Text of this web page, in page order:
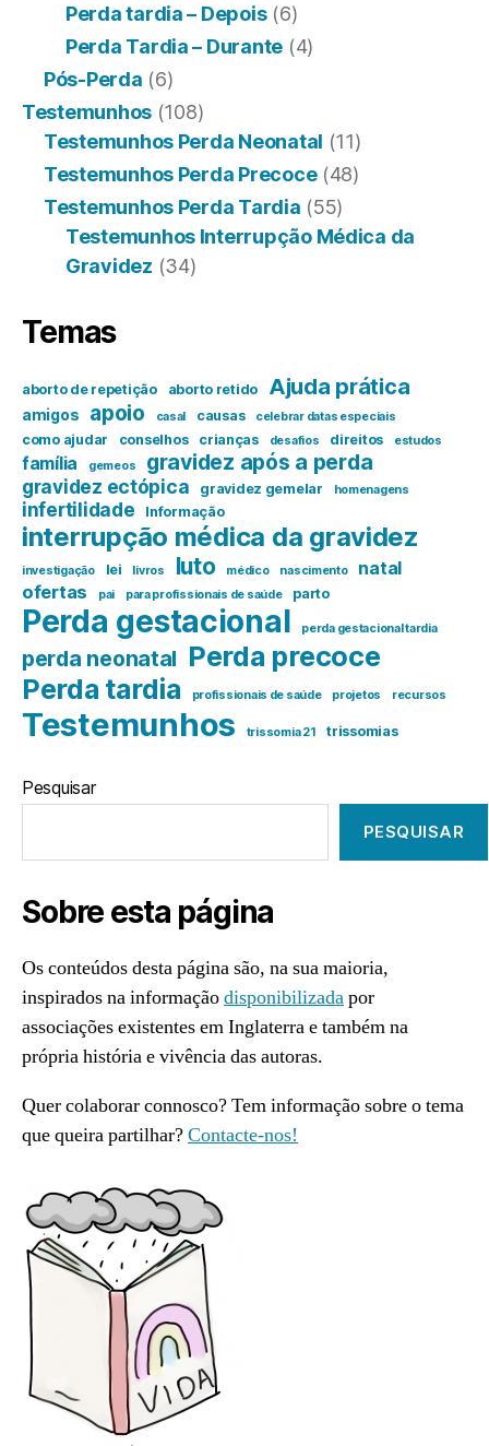
Perda tardia – Depois(6)
Perda Tardia – Durante (4)
Pós-Perda (6)
Testemunhos (108)
Testemunhos Perda Neonatal (11)
Testemunhos Perda Precoce(48)
Testemunhos Perda Tardia (55)
Testemunhos Interrupção Médica da
Gravidez (34)
Temas
aborto de repetição aborto retido Ajuda prática
amigos apoio casal causas celebrar datas especiais
como ajudar conselhos crianças desafios direitos estudos
família gemeos gravidez após a perda
gravidez ectópica gravidez gemelar homenagens
infertilidade Informação
interrupção médica da gravidez
investigação lei livros luto médico nascimento natal
ofertas pai para profissionais de saúde parto
Perda gestacional perda gestacional tardia
perda neonatal Perda precoce
Perda tardia
profissionais de saúde projetos recursos
Testemunhos trissomia 21 trissomias
Pesquisar
PESQUISAR
Sobre esta página
Os conteúdos desta página são, na sua maioria,
inspirados na informaçãodisponibilizadapor
associações existentes em Inglaterra e também na
própria história e vivência das autoras.
Quer colaborar connosco? Tem informação sobre o tema
que queira partilhar?Contacte-nos!